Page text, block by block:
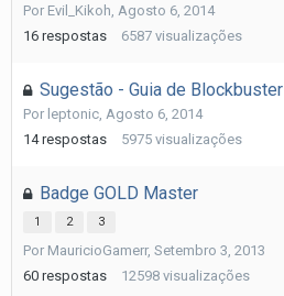
Por Evil_Kikoh, Agosto 6, 2014
16 respostas 6587 visualizações
Sugestão - Guia de Blockbuster
Por leptonic, Agosto 6, 2014
14 respostas 5975 visualizações
Badge GOLD Master
1 2 3
Por MauricioGamerr, Setembro 3, 2013
60 respostas 12598 visualizações